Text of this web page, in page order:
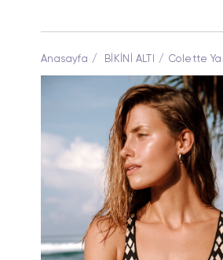
Anasayfa BİKİNİ ALTI Colette